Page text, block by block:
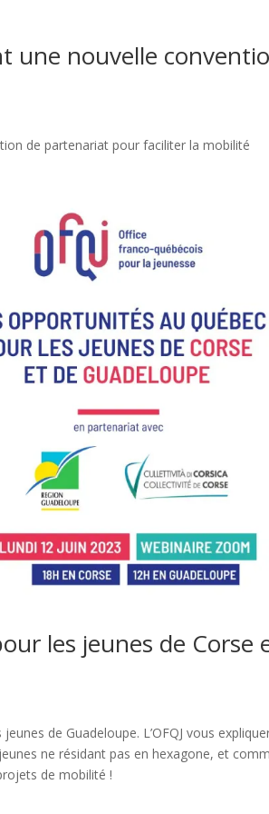
une nouvelle
de partenariat pour faciliter la mobilité
les jeunes de Corse
de Guadeloupe. L’OFQJ vous
ne résidant pas en hexagone, et
de mobilité !